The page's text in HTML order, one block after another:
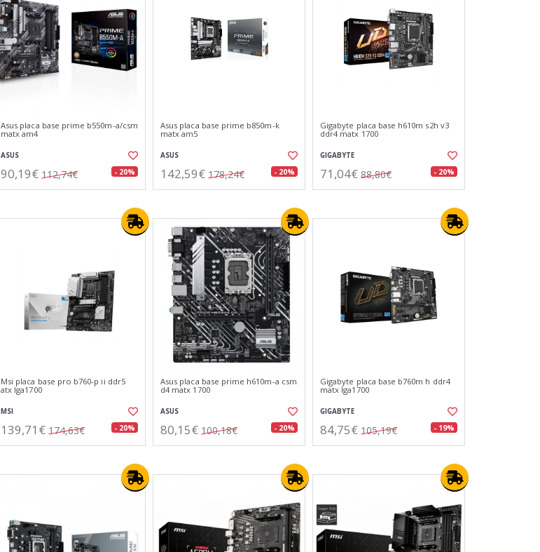
Asus placa base prime b550m-a/csm
matx am4
ASUS
90,19€ 112,74€ - 20%
Asus placa base prime b850m-k
matx am5
ASUS
142,59€ 178,24€ - 20%
Gigabyte placa base h610m s2h v3
ddr4 matx 1700
GIGABYTE
71,04€ 88,80€ - 20%
Msi placa base pro b760-p ii ddr5
atx lga1700
MSI
139,71€ 174,63€ - 20%
Asus placa base prime h610m-a csm
d4 matx 1700
ASUS
80,15€ 100,18€ - 20%
Gigabyte placa base b760m h ddr4
matx lga1700
GIGABYTE
84,75€ 105,19€ - 19%